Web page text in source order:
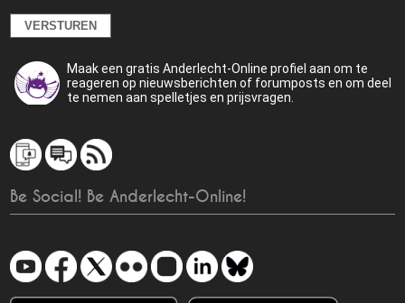
Maak een gratis Anderlecht-Online profiel aan om te
reageren op nieuwsberichten of forumposts en om deel
te nemen aan spelletjes en prijsvragen.
Be Social! Be Anderlecht-Online!